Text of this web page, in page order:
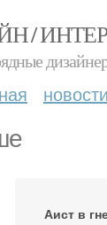
/
новости
Аист в